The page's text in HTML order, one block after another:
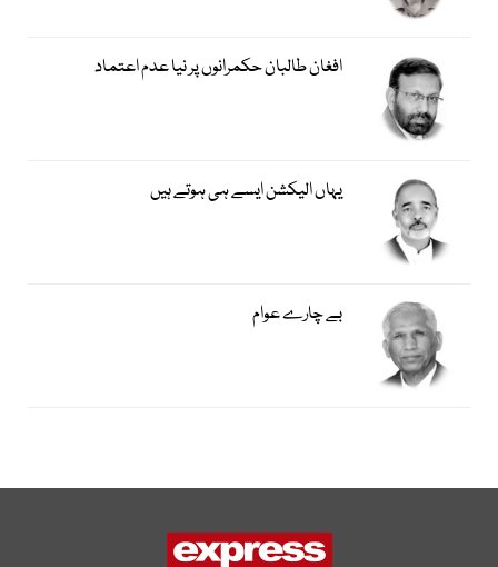
افغان طالبان حکمرانوں پر نیا عدم اعتماد
یہاں الیکشن ایسے ہی ہوتے ہیں
بے چارے عوام